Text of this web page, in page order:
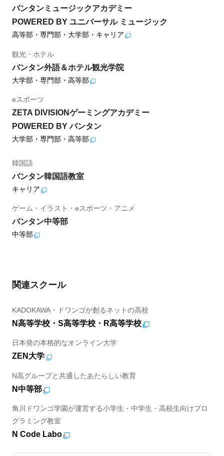
バンタンミュージックアカデミー
POWERED BY ユニバーサル ミュージック
高等部・専門部・大学部・キャリア
観光・ホテル
バンタン外語＆ホテル観光学院
大学部・専門部・高等部
eスポーツ
ZETA DIVISIONゲーミングアカデミー
POWERED BY バンタン
大学部・専門部・高等部
韓国語
バンタン韓国語教室
キャリア
ゲーム・イラスト・eスポーツ・アニメ
バンタン中等部
中等部
関連スクール
KADOKAWA・ドワンゴが創るネットの高校
N高等学校・S高等学校・R高等学校
日本発の本格的なオンライン大学
ZEN大学
N高グループと共通したあたらしい教育
N中等部
角川ドワンゴ学園が運営する小学生・中学生・高校生向けプロ
グラミング教室
N Code Labo